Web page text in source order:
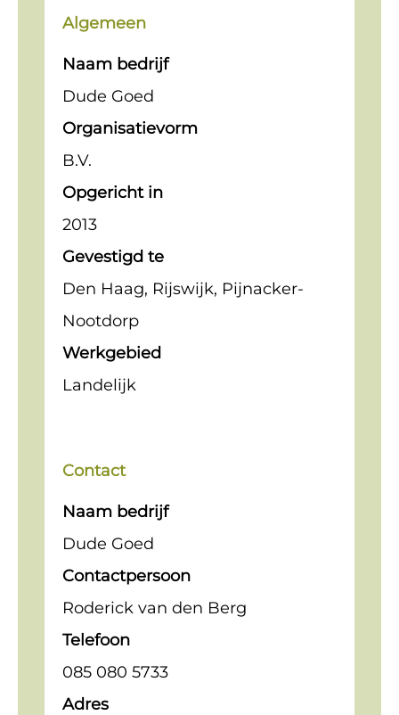
Algemeen
Naam bedrijf
Dude Goed
Organisatievorm
B.V.
Opgericht in
2013
Gevestigd te
Den Haag, Rijswijk, Pijnacker-
Nootdorp
Werkgebied
Landelijk
Contact
Naam bedrijf
Dude Goed
Contactpersoon
Roderick van den Berg
Telefoon
085 080 5733
Adres